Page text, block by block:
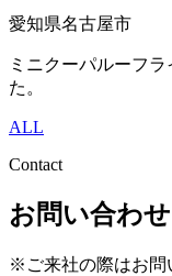
愛知県名古屋市
ミニクーパルーフ
た。
ALL
Contact
お問い合わ
※ご来社の際はお問